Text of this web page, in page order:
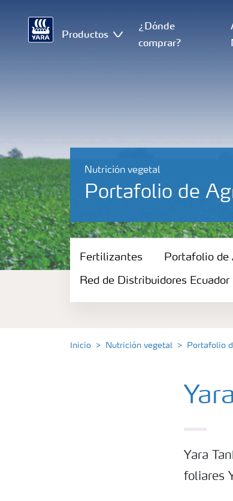
Productos
¿Dónde
comprar?
Nutrición vegetal
Portafolio de
Fertilizantes
Portafolio de Agricultura Digital
Red de Distribuidores Ecuador
Fertilizantes Portafolio de
Red de Distribuidores Ecuador
Inicio Nutrición vegetal Portafolio
Yara
foliares